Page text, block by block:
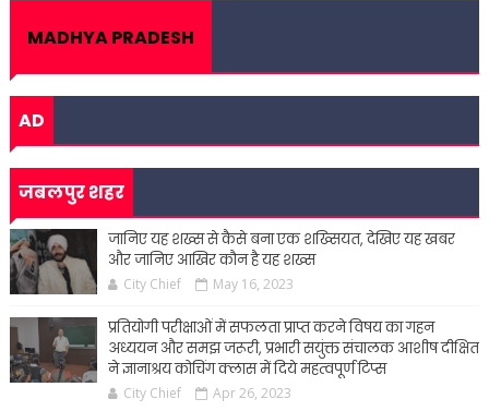
MADHYA PRADESH
AD
जबलपुर शहर
जानिए यह शख्स से कैसे बना एक शख्सियत, देखिए यह खबर
और जानिए आखिर कौन है यह शख्स
City Chief May 16, 2023
प्रतियोगी परीक्षाओं में सफलता प्राप्त करने विषय का गहन
अध्ययन और समझ जरूरी, प्रभारी सयुंक्त संचालक आशीष दीक्षित
ने ज्ञानाश्रय कोचिंग क्लास में दिये महत्वपूर्ण टिप्स
City Chief Apr 26, 2023